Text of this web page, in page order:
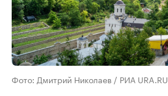
Фото: Дмитрий Николаев / РИА URA.RU